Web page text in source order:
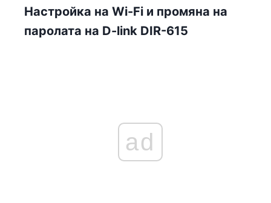
Настройка на Wi-Fi и промяна на
паролата на D-link DIR-615
ad